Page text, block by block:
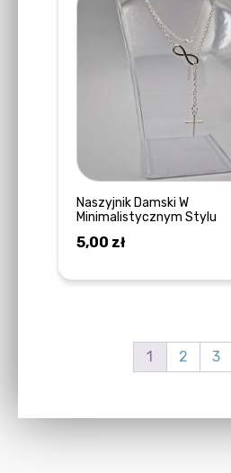
Naszyjnik Damski W
Minimalistycznym Stylu
5,00 zł
1 2 3